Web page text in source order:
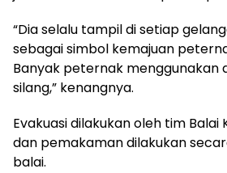
“Dia selalu tampil di setiap
sebagai simbol kemajuan
Banyak peternak menggunakan
silang,” kenangnya.
Evakuasi dilakukan oleh tim Balai
dan pemakaman dilakukan
balai.